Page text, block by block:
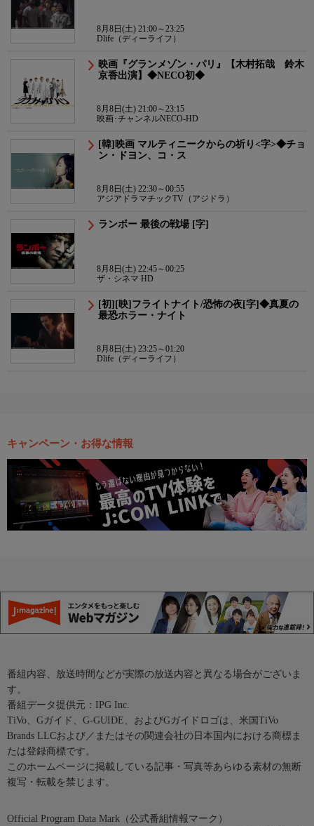
8月8日(土) 21:00～23:25
Dlife（ディーライフ）
映画『グランメゾン・パリ』【木村拓哉 鈴木
京香出演】◆NECO初◆
8月8日(土) 21:00～23:15
映画･チャンネルNECO-HD
[韓]映画 マルティニークからの祈り<字>◆チョ
ン・ドヨン、コ・ス
8月8日(土) 22:30～00:55
アジアドラマチックTV（アジドラ）
ランボー 最後の戦場 [字]
8月8日(土) 22:45～00:25
ザ・シネマ HD
[初][映]フライトナイト/恐怖の夜[字]◆真夏の
最恐ホラー・ナイト
8月8日(土) 23:25～01:20
Dlife（ディーライフ）
キャンペーン・お得な情報
番組内容、放送時間などが実際の放送内容と異なる場合がございま
す。
番組データ提供元：IPG Inc.
TiVo、Gガイド、G-GUIDE、およびGガイドロゴは、米国TiVo
Brands LLCおよび／またはその関連会社の日本国内における商標ま
たは登録商標です。
このホームページに掲載している記事・写真等あらゆる素材の無断
複写・転載を禁じます。
Official Program Data Mark（公式番組情報マーク）